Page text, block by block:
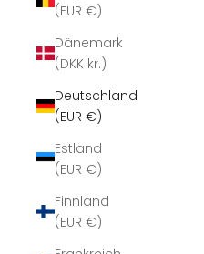
(EUR €)
Dänemark
(DKK kr.)
Deutschland
(EUR €)
Estland
(EUR €)
Finnland
(EUR €)